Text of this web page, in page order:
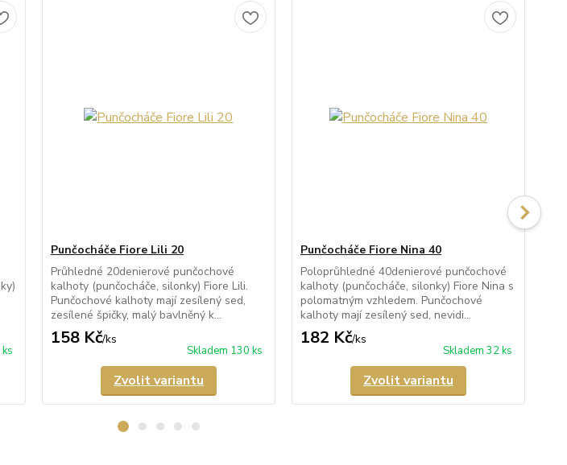
Punčocháče Fiore Lili 20
Průhledné 20denierové punčochové
kalhoty (punčocháče, silonky) Fiore Lili.
Punčochové kalhoty mají zesílený sed,
zesílené špičky, malý bavlněný k...
158 Kč/ks
Skladem 130 ks
Zvolit variantu
Punčocháče Fiore Nina 40
Poloprůhledné 40denierové punčochové
kalhoty (punčocháče, silonky) Fiore Nina s
polomatným vzhledem. Punčochové
kalhoty mají zesílený sed, nevidi...
182 Kč/ks
Skladem 32 ks
Zvolit variantu